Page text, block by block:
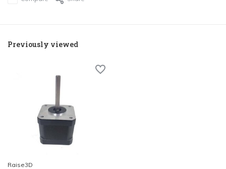
Previously viewed
Raise3D